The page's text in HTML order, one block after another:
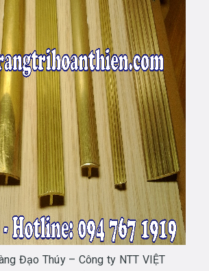
Đạo Thúy – Công ty NTT VIỆT